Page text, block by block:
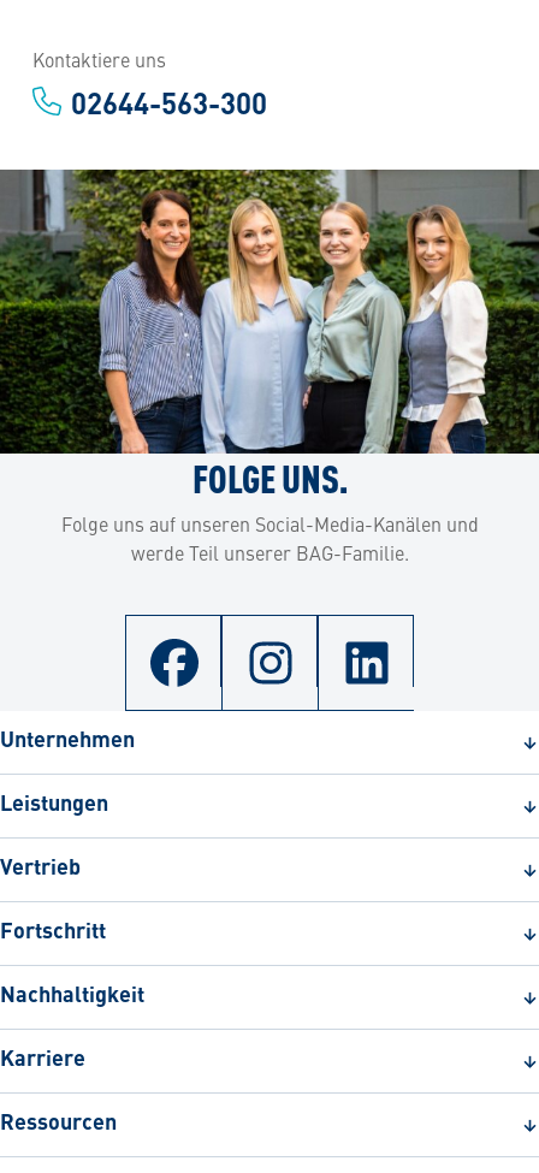
Kontaktiere uns
02644-563-300
FOLGE UNS.
Folge uns auf unseren Social-Media-Kanälen und
werde Teil unserer BAG-Familie.
Unternehmen
Leistungen
Vertrieb
Fortschritt
Nachhaltigkeit
Karriere
Ressourcen